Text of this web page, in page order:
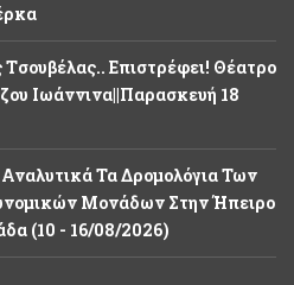
Επιστρέφει! Θέατρο
Ιωάννινα||Παρασκευή 18
Τα Δρομολόγια Των
Μονάδων Στην Ήπειρο
(10 - 16/08/2026)